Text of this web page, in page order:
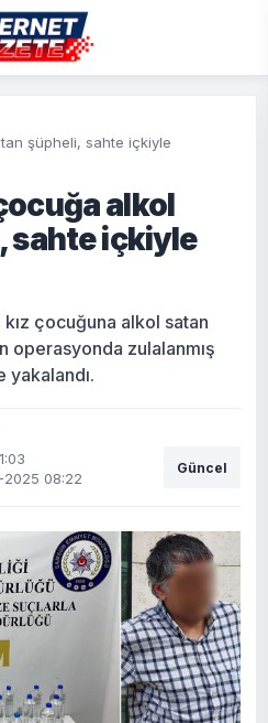
şüpheli, sahte içkiyle
alkol
sahte içkiyle
çocuğuna alkol satan
operasyonda zulalanmış
08:22
Güncel